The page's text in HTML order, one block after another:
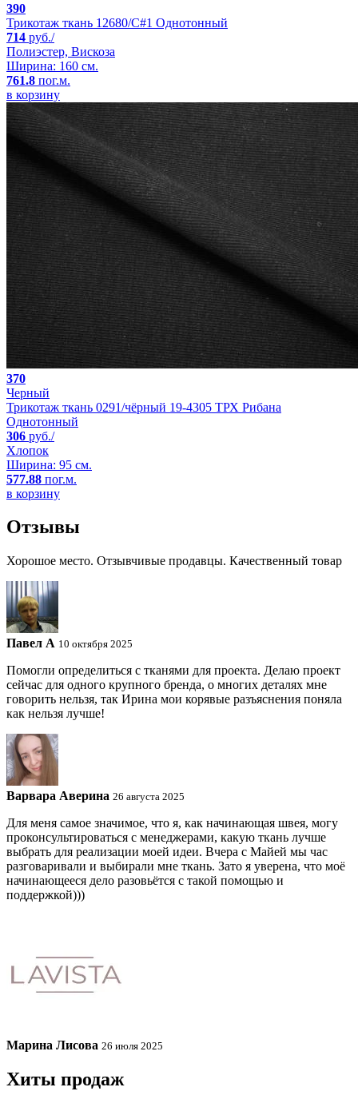
390
Трикотаж ткань 12680/C#1 Однотонный
714 руб./
Полиэстер, Вискоза
Ширина: 160 см.
761.8 пог.м.
в корзину
370
Черный
Трикотаж ткань 0291/чёрный 19-4305 ТРХ Рибана
Однотонный
306 руб./
Хлопок
Ширина: 95 см.
577.88 пог.м.
в корзину
Отзывы
Хорошое место. Отзывчивые продавцы. Качественный товар
Павел A 10 октября 2025
Помогли определиться с тканями для проекта. Делаю проект
сейчас для одного крупного бренда, о многих деталях мне
говорить нельзя, так Ирина мои корявые разъяснения поняла
как нельзя лучше!
Варвара Аверина 26 августа 2025
Для меня самое значимое, что я, как начинающая швея, могу
проконсультироваться с менеджерами, какую ткань лучше
выбрать для реализации моей идеи. Вчера с Майей мы час
разговаривали и выбирали мне ткань. Зато я уверена, что моё
начинающееся дело разовьётся с такой помощью и
поддержкой)))
Марина Лисова 26 июля 2025
Хиты продаж